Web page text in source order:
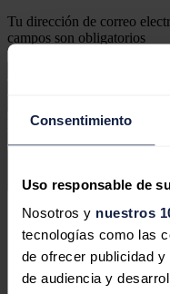
Consentimiento
Uso responsable de
Nosotros y nuestros
tecnologías como las
de ofrecer publicidad
de audiencia y
Tu dirección de correo
campos son obligatorios
Este sitio web está
Enviar comentario
Síguenos en redes sociales